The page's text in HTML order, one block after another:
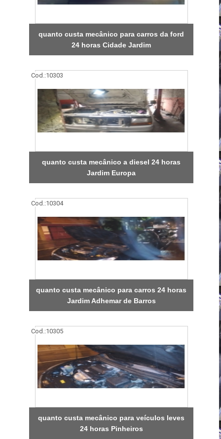
quanto custa mecânico para carros da ford
24 horas Cidade Jardim
Cod.:10303
quanto custa mecânico a diesel 24 horas
Jardim Europa
Cod.:10304
quanto custa mecânico para carros 24 horas
Jardim Adhemar de Barros
Cod.:10305
quanto custa mecânico para veículos leves
24 horas Pinheiros